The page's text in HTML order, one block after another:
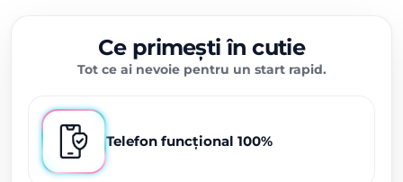
Ce primești în cutie
Tot ce ai nevoie pentru un start rapid.
Telefon funcțional 100%